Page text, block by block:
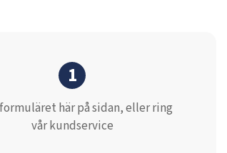
1
här på sidan, eller ring
vår kundservice